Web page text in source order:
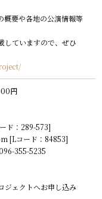
概要や各地の公演情報等
していますので、ぜひ
円
ド：289-573]
[Lコード：84853]
355-5235
ジェクトへお申し込み